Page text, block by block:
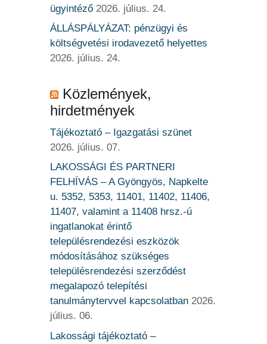
ügyintéző 2026. július. 24.
ÁLLÁSPÁLYÁZAT: pénzügyi és
költségvetési irodavezető helyettes
2026. július. 24.
Közlemények,
hirdetmények
Tájékoztató – Igazgatási szünet
2026. július. 07.
LAKOSSÁGI ÉS PARTNERI
FELHÍVÁS – A Gyöngyös, Napkelte
u. 5352, 5353, 11401, 11402, 11406,
11407, valamint a 11408 hrsz.-ú
ingatlanokat érintő
településrendezési eszközök
módosításához szükséges
településrendezési szerződést
megalapozó telepítési
tanulmánytervvel kapcsolatban 2026.
július. 06.
Lakossági tájékoztató –